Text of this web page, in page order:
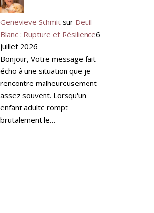
Genevieve Schmitsur Deuil
Blanc : Rupture et Résilience6
juillet 2026
Bonjour, Votre message fait
écho à une situation que je
rencontre malheureusement
assez souvent. Lorsqu'un
enfant adulte rompt
brutalement le…